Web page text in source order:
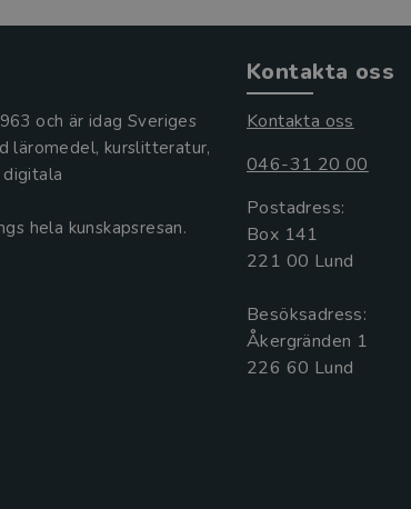
och är idag Sveriges
läromedel, kurslitteratur,
hela kunskapsresan.
Kontakta oss
Kontakta oss
046-31 20 00
Postadress:
Box 141
221 00 Lund
Besöksadress:
Åkergränden 1